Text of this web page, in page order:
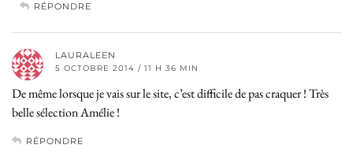
RÉPONDRE
LAURALEEN
5 OCTOBRE 2014 / 11 H 36 MIN
De même lorsque je vais sur le site, c’est difficile de pas craquer ! Très
belle sélection Amélie !
RÉPONDRE